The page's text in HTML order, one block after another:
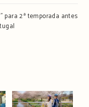
para 2ª temporada antes